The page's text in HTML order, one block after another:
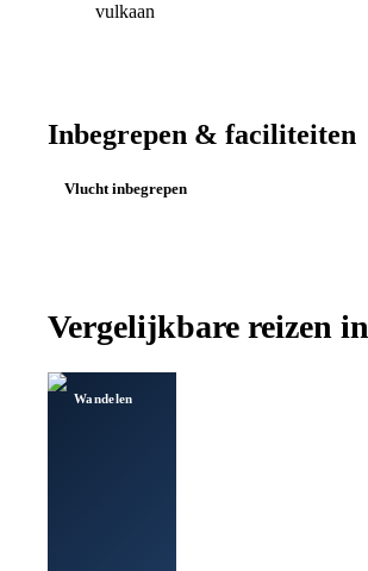
vulkaan
Inbegrepen & faciliteiten
Vlucht inbegrepen
Vergelijkbare reizen in
Wandelen